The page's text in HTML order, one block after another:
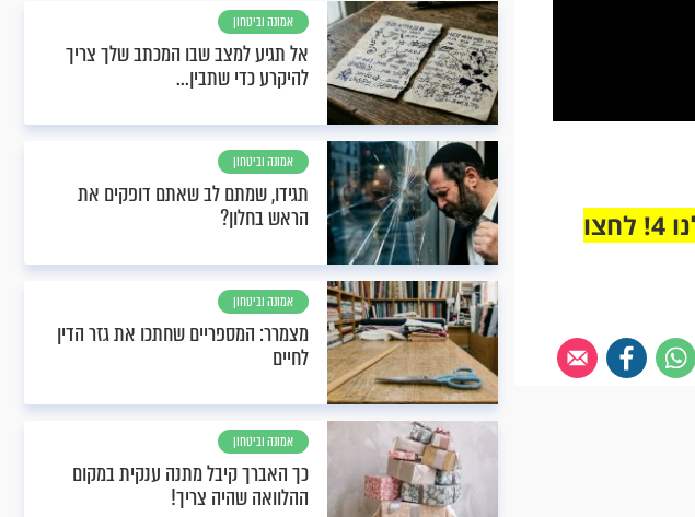
מחוברים רק לקבוצת ווטסאפ אחת מבית מוקד תהילים ארצי? יש לנו 4! לחצו
אמונה וביטחון
אל תגיע למצב שבו המכתב שלך צריך
להיקרע כדי שתבין...
אמונה וביטחון
תגידו, שמתם לב שאתם דופקים את
הראש בחלון?
אמונה וביטחון
מצמרר: המספריים שחתכו את גזר הדין
לחיים
אמונה וביטחון
כך האברך קיבל מתנה ענקית במקום
ההלוואה שהיה צריך!